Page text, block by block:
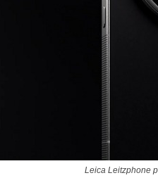
Leica Leitzphone